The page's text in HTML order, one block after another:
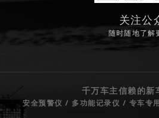
关注公
随时随地了解
千万车主信赖的新
安全预警仪 / 多功能记录仪 / 专车专